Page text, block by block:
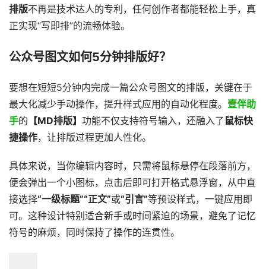
排版不再是技术达人的专利，任何创作者都能轻松上手，真
正实现“写即排”的流畅体验。
公众号图文如何5分钟排版好？
​要想在短短5分钟内完成一篇公众号图文的排版，关键在于
最大化减少手动操作，提升样式应用的自动化程度。 壹伴助
手的 【MD排版】 功能不仅支持符号输入，还融入了 鼠标快
捷操作，让排版过程更加人性化。
具体来说，当你编辑内容时，只需将鼠标悬停在段落前方，
便会弹出一个小图标，点击后即可打开格式悬浮窗，从中直
接选择“一级标题”“正文”或“引言”等预设样式，一键应用即
可。这种设计特别适合新手或时间紧迫的场景，避免了记忆
符号的麻烦，同时保持了操作的连贯性。